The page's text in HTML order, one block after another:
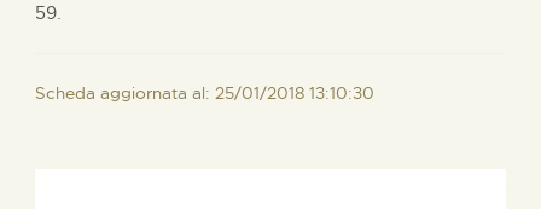
59.
Scheda aggiornata al: 25/01/2018 13:10:30